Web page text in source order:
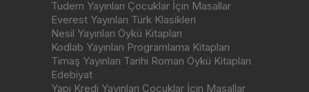
Tudem Yayınları Çocuklar İçin Masallar
Everest Yayınları Türk Klasikleri
Nesil Yayınları Öykü Kitapları
Kodlab Yayınları Programlama Kitapları
Timaş Yayınları Tarihi Roman Öykü Kitapları
Edebiyat
Yapı Kredi Yayınları Çocuklar İçin Masallar